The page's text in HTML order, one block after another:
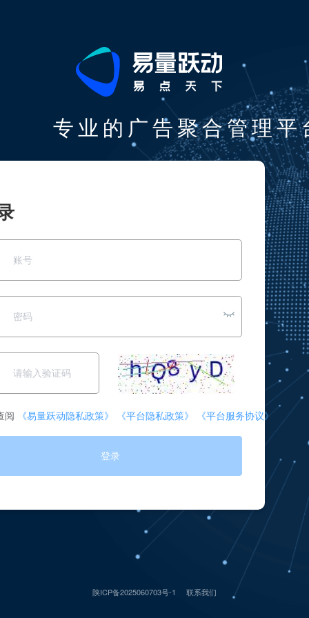
专业的广告聚合管理平
阅 《易量跃动隐私政策》 《平台隐私政策》 《平台服务协议》
登录
陕ICP备2025060703号-1 联系我们